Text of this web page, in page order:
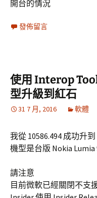
開台的情況
發佈留言
使用 Interop
型升級到紅石
31 7 月, 2016 軟體
我從 10586.494 成功升到
機型是台版 Nokia Lumia
請注意
目前微軟已經關閉不支